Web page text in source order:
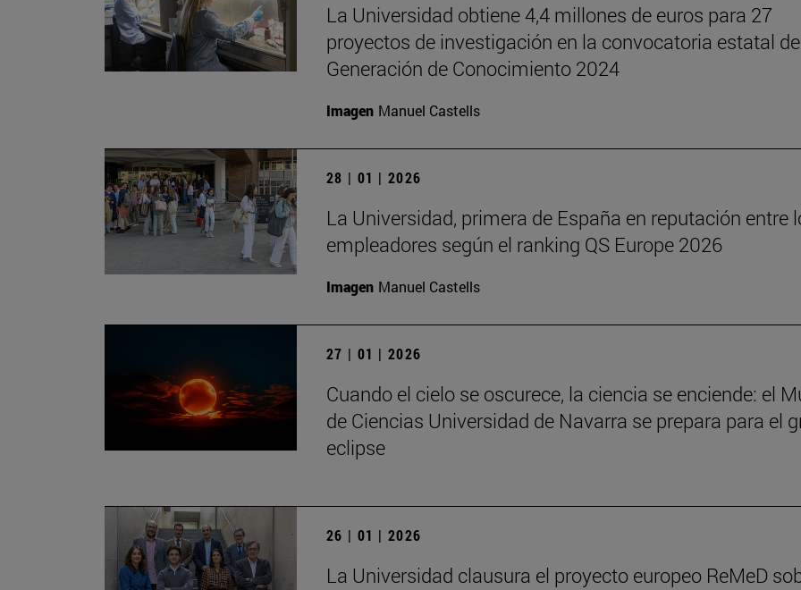
La Universidad obtiene 4,4 millones de euros para 27
proyectos de investigación en la convocatoria estatal de
Generación de Conocimiento 2024
Imagen Manuel Castells
28 | 01 | 2026
La Universidad, primera de España en reputación entre
empleadores según el ranking QS Europe 2026
Imagen Manuel Castells
27 | 01 | 2026
Cuando el cielo se oscurece, la ciencia se enciende: el
de Ciencias Universidad de Navarra se prepara para el
eclipse
26 | 01 | 2026
La Universidad clausura el proyecto europeo ReMeD